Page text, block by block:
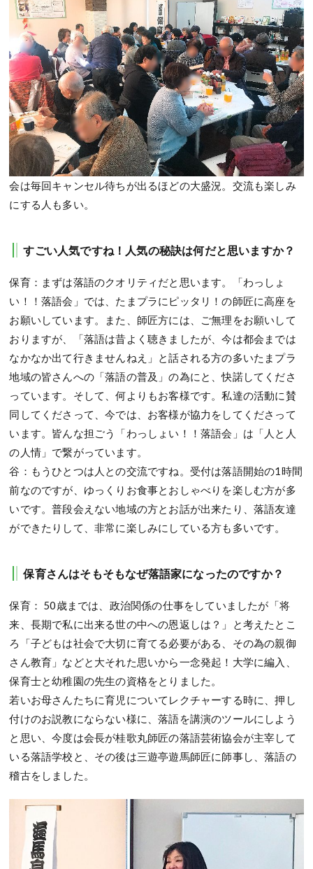
会は毎回キャンセル待ちが出るほどの大盛況。交流も楽しみ
にする人も多い。
すごい人気ですね！人気の秘訣は何だと思いますか？
保育：まずは落語のクオリティだと思います。「わっしょ
い！！落語会」では、たまプラにピッタリ！の師匠に高座を
お願いしています。また、師匠方には、ご無理をお願いして
おりますが、「落語は昔よく聴きましたが、今は都会までは
なかなか出て行きませんねえ」と話される方の多いたまプラ
地域の皆さんへの「落語の普及」の為にと、快諾してくださ
っています。そして、何よりもお客様です。私達の活動に賛
同してくださって、今では、お客様が協力をしてくださって
います。皆んな担ごう「わっしょい！！落語会」は「人と人
の人情」で繋がっています。
谷：もうひとつは人との交流ですね。受付は落語開始の1時間
前なのですが、ゆっくりお食事とおしゃべりを楽しむ方が多
いです。普段会えない地域の方とお話が出来たり、落語友達
ができたりして、非常に楽しみにしている方も多いです。
保育さんはそもそもなぜ落語家になったのですか？
保育： 50歳までは、政治関係の仕事をしていましたが「将
来、長期で私に出来る世の中への恩返しは？」と考えたとこ
ろ「子どもは社会で大切に育てる必要がある、その為の親御
さん教育」などと大それた思いから一念発起！大学に編入、
保育士と幼稚園の先生の資格をとりました。
若いお母さんたちに育児についてレクチャーする時に、押し
付けのお説教にならない様に、落語を講演のツールにしよう
と思い、今度は会長が桂歌丸師匠の落語芸術協会が主宰して
いる落語学校と、その後は三遊亭遊馬師匠に師事し、落語の
稽古をしました。